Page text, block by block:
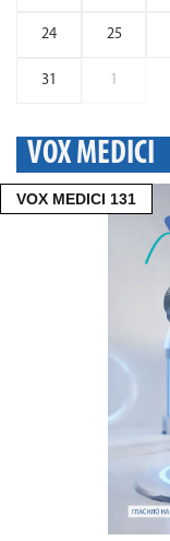
24 25
31 1
VOX MEDICI
VOX MEDICI 131